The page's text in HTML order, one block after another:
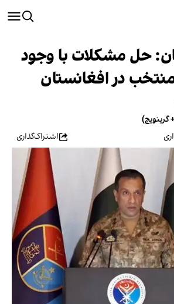
حل مشکلات با وجود
در افغانستان
اشتراک‌گذاری